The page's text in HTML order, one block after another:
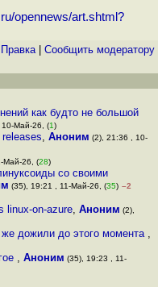
opennews/art.shtml?
Правка| Cообщить модератору
как будто не большой
10-Май-26, (1)
, Аноним (2), 21:36 , 10-
Май-26, (28)
со своими
(35), 19:21 , 11-Май-26, (35) –2
linux-on-azure,Аноним (2),
дожили до этого момента ,
, Аноним (35), 19:23 , 11-